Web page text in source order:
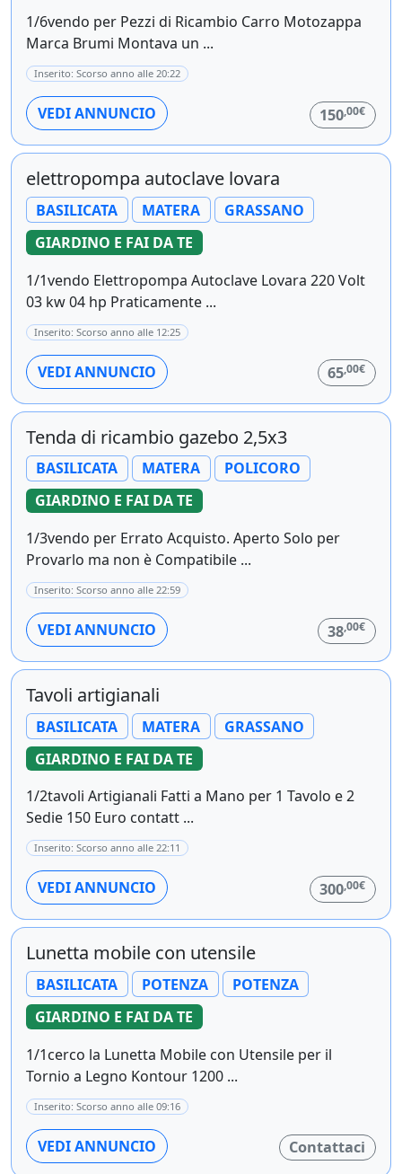
1/6vendo per Pezzi di Ricambio Carro Motozappa
Marca Brumi Montava un ...
Inserito: Scorso anno alle 20:22
VEDI ANNUNCIO 150,00€
elettropompa autoclave lovara
BASILICATA MATERA
GRASSANO
GIARDINO E FAI DA TE
1/1vendo Elettropompa Autoclave Lovara 220 Volt
03 kw 04 hp Praticamente ...
Inserito: Scorso anno alle 12:25
VEDI ANNUNCIO 65,00€
Tenda di ricambio gazebo 2,5x3
BASILICATA MATERA
POLICORO
GIARDINO E FAI DA TE
1/3vendo per Errato Acquisto. Aperto Solo per
Provarlo ma non è Compatibile ...
Inserito: Scorso anno alle 22:59
VEDI ANNUNCIO 38,00€
Tavoli artigianali
BASILICATA MATERA
GRASSANO
GIARDINO E FAI DA TE
1/2tavoli Artigianali Fatti a Mano per 1 Tavolo e 2
Sedie 150 Euro contatt ...
Inserito: Scorso anno alle 22:11
VEDI ANNUNCIO 300,00€
Lunetta mobile con utensile
BASILICATA POTENZA
POTENZA
GIARDINO E FAI DA TE
1/1cerco la Lunetta Mobile con Utensile per il
Tornio a Legno Kontour 1200 ...
Inserito: Scorso anno alle 09:16
VEDI ANNUNCIO Contattaci